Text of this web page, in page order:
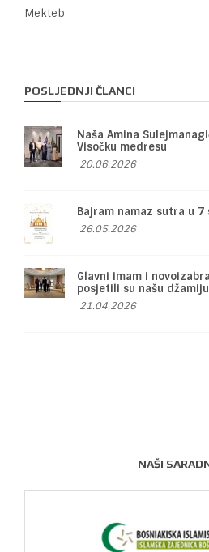
Mekteb
POSLJEDNJI ČLANCI
Naša Amina
Visočku medresu
20.06.2026
Bajram namaz sutra u 7
26.05.2026
Glavni imam i
posjetili su našu
21.04.2026
NAŠI